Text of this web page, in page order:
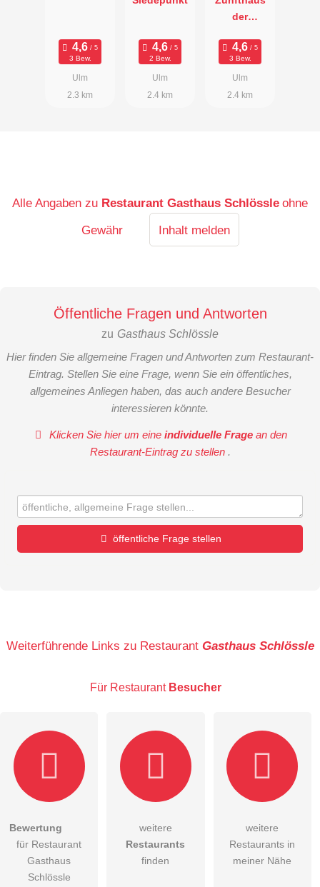
3 Bew.
Ulm
2.3 km
2 Bew.
Ulm
2.4 km
der
3 Bew.
Ulm
2.4 km
Alle Angaben zu Restaurant Gasthaus Schlössle ohne
Gewähr
Inhalt melden
Öffentliche Fragen und Antworten
zu Gasthaus Schlössle
Hier finden Sie allgemeine Fragen und Antworten zum Restaurant-
Eintrag. Stellen Sie eine Frage, wenn Sie ein öffentliches,
allgemeines Anliegen haben, das auch andere Besucher
interessieren könnte.
Klicken Sie hier um eineindividuelle Frage an den
Restaurant-Eintrag zu stellen .
öffentliche Frage stellen
E-Mail-Adresse (wird nicht veröffentlicht)
Hiermit akzeptiere ich dieAGB
DieDatenschutzerklärung habe ich zur Kenntnis genommen.
Weiterführende Links zu Restaurant Gasthaus Schlössle
Für Restaurant Besucher
Bewertung
für Restaurant
Gasthaus
Schlössle
weitere
Restaurants
finden
weitere
Restaurants in
meiner Nähe